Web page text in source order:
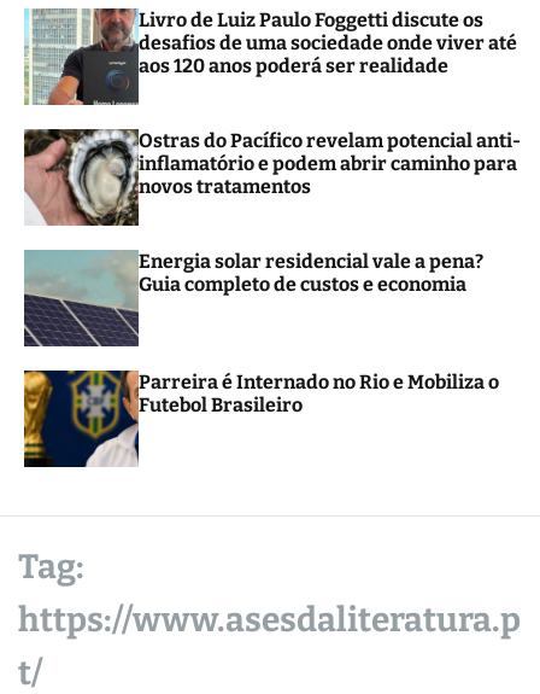
ff
l
e
u t
c
h
o
r
e
c
Livro de Luiz Paulo Foggetti discute os
desafios de uma sociedade onde viver até
aos 120 anos poderá ser realidade
Ostras do Pacífico revelam potencial anti-
inflamatório e podem abrir caminho para
novos tratamentos
Energia solar residencial vale a pena?
Guia completo de custos e economia
Parreira é Internado no Rio e Mobiliza o
Futebol Brasileiro
Tag:
https://www.asesdaliteratura.p
t/